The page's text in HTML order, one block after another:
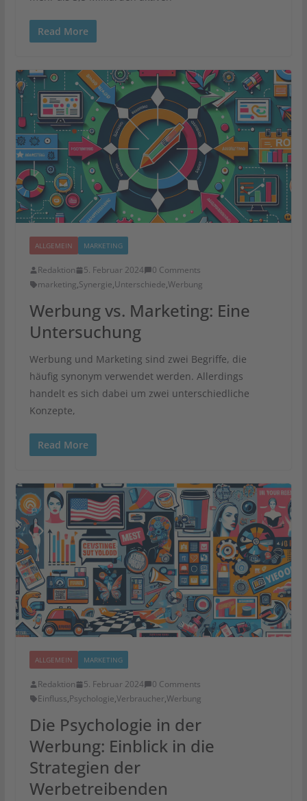
Read More
ALLGEMEIN MARKETING
Redaktion 5. Februar 2024
0 Comments
marketing,Synergie,Unterschiede,Werbung
Werbung vs. Marketing: Eine
Untersuchung
Werbung und Marketing sind zwei Begriffe, die
häufig synonym verwendet werden. Allerdings
handelt es sich dabei um zwei unterschiedliche
Konzepte,
Read More
ALLGEMEIN MARKETING
Redaktion 5. Februar 2024
0 Comments
Einfluss,Psychologie,Verbraucher,Werbung
Die Psychologie in der
Werbung: Einblick in die
Strategien der
Werbetreibenden